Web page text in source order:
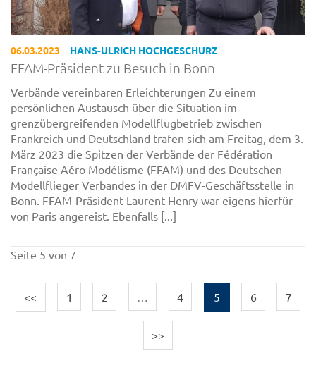
06.03.2023 HANS-ULRICH HOCHGESCHURZ
FFAM-Präsident zu Besuch in Bonn
Verbände vereinbaren Erleichterungen Zu einem
persönlichen Austausch über die Situation im
grenzübergreifenden Modellflugbetrieb zwischen
Frankreich und Deutschland trafen sich am Freitag, dem 3.
März 2023 die Spitzen der Verbände der Fédération
Française Aéro Modélisme (FFAM) und des Deutschen
Modellflieger Verbandes in der DMFV-Geschäftsstelle in
Bonn. FFAM-Präsident Laurent Henry war eigens hierfür
von Paris angereist. Ebenfalls [...]
Seite 5 von 7
<< 1 2 … 4 5 6 7
>>